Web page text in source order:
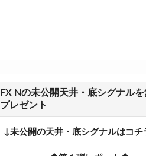
FX Nの未公開天井・底シグナル
プレゼント
↓未公開の天井・底シグナルはコチ